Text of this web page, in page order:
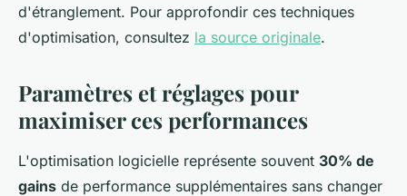
d'étranglement. Pour approfondir ces techniques
d'optimisation, consultez la source originale.
Paramètres et réglages pour
maximiser ces performances
L'optimisation logicielle représente souvent 30% de
gains de performance supplémentaires sans changer